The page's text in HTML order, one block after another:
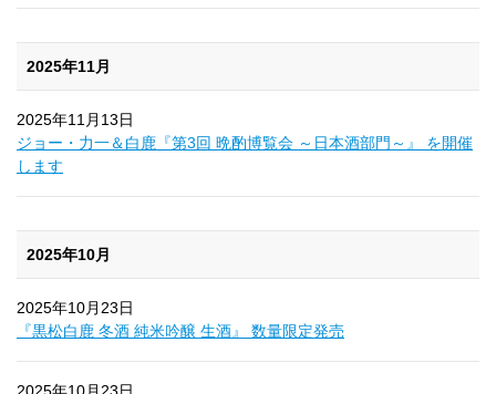
2025年11月
2025年11月13日
ジョー・力一＆白鹿『第3回 晩酌博覧会 ～日本酒部門～』 を開催
します
2025年10月
2025年10月23日
『黒松白鹿 冬酒 純米吟醸 生酒』 数量限定発売